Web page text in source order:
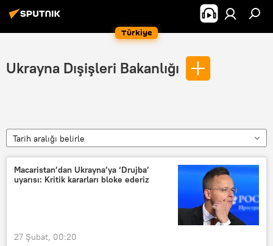
Türkiye
Ukrayna Dışişleri Bakanlığı
Tarih aralığı belirle
Macaristan’dan Ukrayna’ya ‘Drujba’
uyarısı: Kritik kararları bloke ederiz
27 Şubat, 00:20